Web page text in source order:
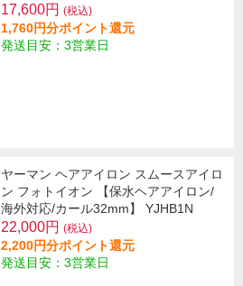
17,600円 (税込)
1,760円分ポイント還元
発送目安：3営業日
ヤーマン ヘアアイロン スムースアイロ
ン フォトイオン 【保水ヘアアイロン/
海外対応/カール32mm】 YJHB1N
22,000円 (税込)
2,200円分ポイント還元
発送目安：3営業日